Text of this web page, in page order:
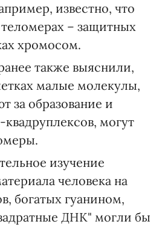
известно, что
– защитных
хромосом.
также выяснили,
малые молекулы,
за образование и
могут
изучение
человека на
богатых гуанином,
ДНК" могли бы